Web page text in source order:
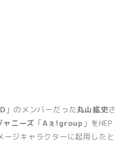
」のメンバーだった丸山紘史さ
ャニーズ 「Aぇ!group 」をHEP
ジキャラクターに起用したと